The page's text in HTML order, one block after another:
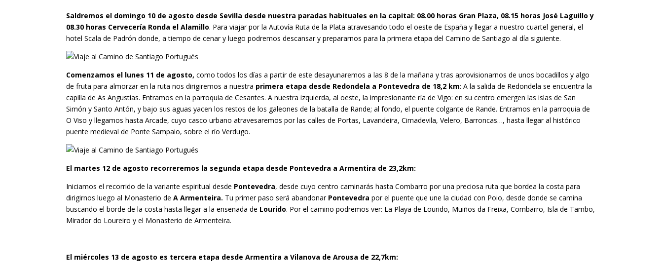
Saldremos el domingo 10 de agosto desde Sevilla desde nuestra paradas habituales en la capital: 08.00 horas Gran Plaza, 08.15 horas José Laguillo y
08.30 horas Cervecería Ronda el Alamillo. Para viajar por la Autovía Ruta de la Plata atravesando todo el oeste de España y llegar a nuestro cuartel general, el
hotel Scala de Padrón donde, a tiempo de cenar y luego podremos descansar y prepararnos para la primera etapa del Camino de Santiago al día siguiente.
Comenzamos el lunes 11 de agosto, como todos los días a partir de este desayunaremos a las 8 de la mañana y tras aprovisionarnos de unos bocadillos y algo
de fruta para almorzar en la ruta nos dirigiremos a nuestra primera etapa desde Redondela a Pontevedra de 18,2 km: A la salida de Redondela se encuentra la
capilla de As Angustias. Entramos en la parroquia de Cesantes. A nuestra izquierda, al oeste, la impresionante ría de Vigo: en su centro emergen las islas de San
Simón y Santo Antón, y bajo sus aguas yacen los restos de los galeones de la batalla de Rande; al fondo, el puente colgante de Rande. Entramos en la parroquia de
O Viso y llegamos hasta Arcade, cuyo casco urbano atravesaremos por las calles de Portas, Lavandeira, Cimadevila, Velero, Barroncas…, hasta llegar al histórico
puente medieval de Ponte Sampaio, sobre el río Verdugo.
El martes 12 de agosto recorreremos la segunda etapa desde Pontevedra a Armentira de 23,2km:
Iniciamos el recorrido de la variante espiritual desde Pontevedra, desde cuyo centro caminarás hasta Combarro por una preciosa ruta que bordea la costa para
dirigirnos luego al Monasterio deA Armenteira. Tu primer paso será abandonar Pontevedra por el puente que une la ciudad con Poio, desde donde se camina
buscando el borde de la costa hasta llegar a la ensenada de Lourido. Por el camino podremos ver: La Playa de Lourido, Muiños da Freixa, Combarro, Isla de Tambo,
Mirador do Loureiro y el Monasterio de Armenteira.
El miércoles 13 de agosto es tercera etapa desde Armentira a Vilanova de Arousa de 22,7km: